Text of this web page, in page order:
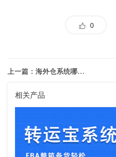
0
上一篇：海外仓系统哪个好用？简单好用的海外仓系统
相关产品